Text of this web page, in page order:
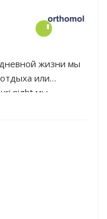
жизни мы
или
night мы
сон. Шум,
которые могут